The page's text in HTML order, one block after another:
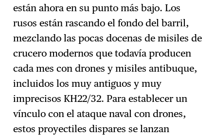
están ahora en su punto más bajo. Los
rusos están rascando el fondo del barril,
mezclando las pocas docenas de misiles de
crucero modernos que todavía producen
cada mes con drones y misiles antibuque,
incluidos los muy antiguos y muy
imprecisos KH22/32. Para establecer un
vínculo con el ataque naval con drones,
estos proyectiles dispares se lanzan